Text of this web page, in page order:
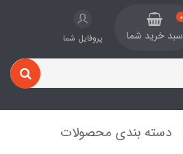
0
سبد خرید شما پروفایل شما
دسته بندی محصولات